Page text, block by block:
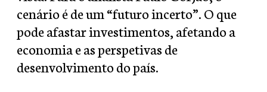
cenário é de um “futuro incerto”. O que
pode afastar investimentos, afetando a
economia e as perspetivas de
desenvolvimento do país.